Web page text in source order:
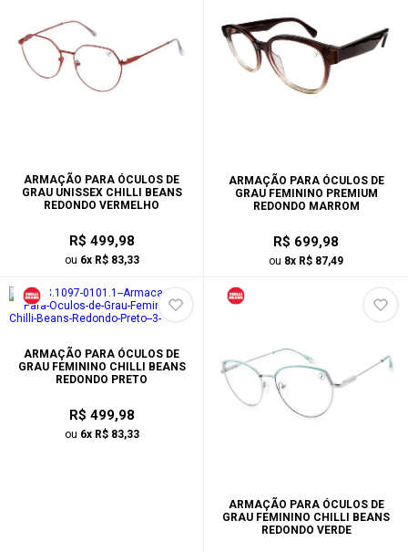
ARMAÇÃO PARA ÓCULOS DE
GRAU UNISSEX CHILLI BEANS
REDONDO VERMELHO
R$ 499,98
ou 6x R$ 83,33
ARMAÇÃO PARA ÓCULOS DE
GRAU FEMININO PREMIUM
REDONDO MARROM
R$ 699,98
ou 8x R$ 87,49
ARMAÇÃO PARA ÓCULOS DE
GRAU FEMININO CHILLI BEANS
REDONDO PRETO
R$ 499,98
ou 6x R$ 83,33
ARMAÇÃO PARA ÓCULOS DE
GRAU FEMININO CHILLI BEANS
REDONDO VERDE